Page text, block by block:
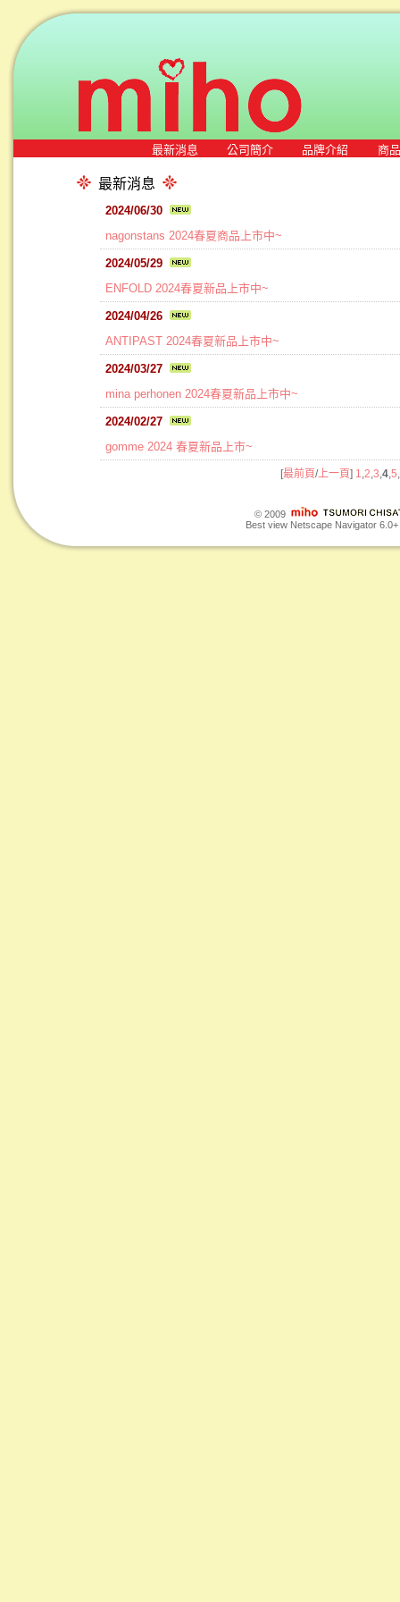
最新消息 公司簡介 品牌介紹 商
最新消息
2024/06/30
nagonstans 2024春夏商品上市中~
2024/05/29
ENFOLD 2024春夏新品上市中~
2024/04/26
ANTIPAST 2024春夏新品上市中~
2024/03/27
mina perhonen 2024春夏新品上市中~
2024/02/27
gomme 2024 春夏新品上市~
[最前頁/上一頁] 1 2 3 4 5
© 2009
Best view Netscape Navigator